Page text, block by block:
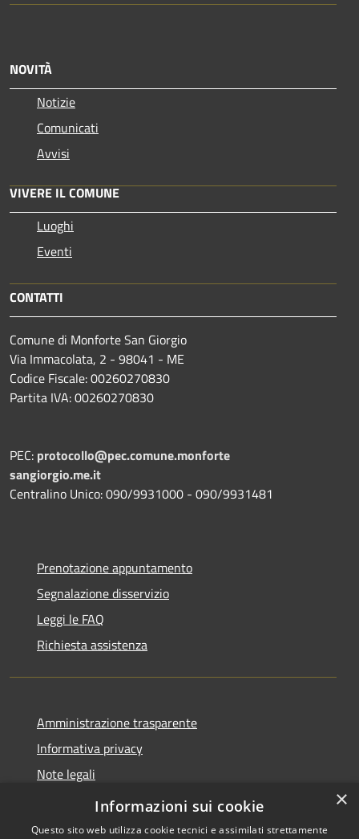
NOVITÀ
Notizie
Comunicati
Avvisi
VIVERE IL COMUNE
Luoghi
Eventi
CONTATTI
Comune di Monforte San Giorgio
Via Immacolata, 2 - 98041 - ME
Codice Fiscale: 00260270830
Partita IVA: 00260270830
PEC: protocollo@pec.comune.monforte
sangiorgio.me.it
Centralino Unico: 090/9931000 - 090/9931481
Prenotazione appuntamento
Segnalazione disservizio
Leggi le FAQ
Richiesta assistenza
Amministrazione trasparente
Informativa privacy
Note legali
Dichiarazione di accessibilità
×
Informazioni sui cookie
Questo sito web utilizza cookie tecnici e assimilati strettamente